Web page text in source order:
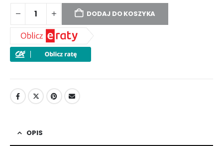
DODAJ DO KOSZYKA
OPIS